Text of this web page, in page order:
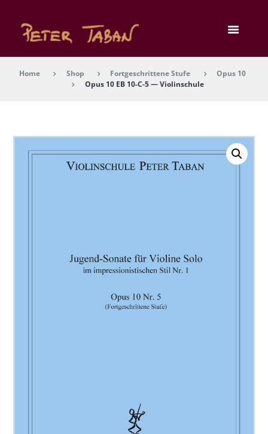
Home Shop Fortgeschrittene Stufe
Opus 10
Opus 10 EB 10-C‑5 — Vio­lin­schu­le